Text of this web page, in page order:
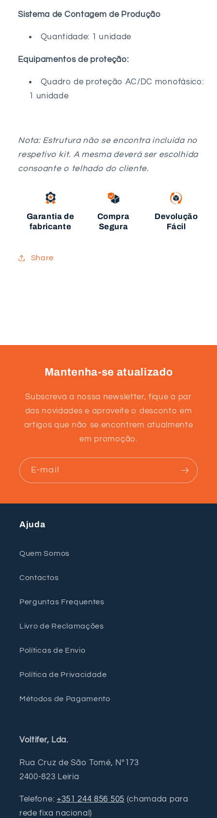
Sistema de Contagem de Produção
Quantidade: 1 unidade
Equipamentos de proteção:
Quadro de proteção AC/DC monofásico:
1 unidade
Nota: Estrutura não se encontra incluída no
respetivo kit. A mesma deverá ser escolhida
consoante o telhado do cliente.
Garantia de
fabricante
Compra
Segura
Devolução
Fácil
Share
Mantenha-se atualizado
Subscreva a nossa newsletter, fique a par
das novidades e aproveite o desconto em
artigos que não se encontrem atualmente
em promoção.
E-mail
Ajuda
Quem Somos
Contactos
Perguntas Frequentes
Livro de Reclamações
Políticas de Envio
Política de Privacidade
Métodos de Pagamento
Voltifer, Lda.
Rua Cruz de São Tomé, Nº173
2400-823 Leiria
Telefone: +351 244 856 505 (chamada para
rede fixa nacional)